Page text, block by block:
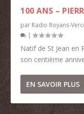
100 ANS –
par Radio Royans-
|
Natif de St Jean en
son centième
EN SAVOIR PLUS